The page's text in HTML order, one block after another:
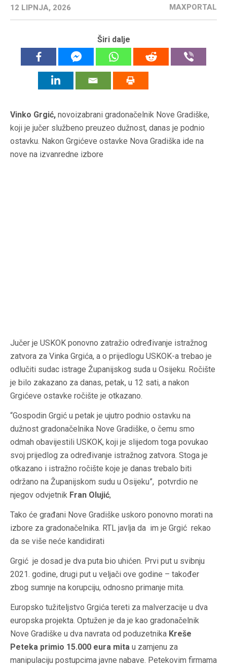
12 LIPNJA, 2026 MAXPORTAL
Širi dalje
Vinko Grgić, novoizabrani gradonačelnik Nove Gradiške,
koji je jučer službeno preuzeo dužnost, danas je podnio
ostavku. Nakon Grgićeve ostavke Nova Gradiška ide na
nove na izvanredne izbore
Jučer je USKOK ponovno zatražio određivanje istražnog
zatvora za Vinka Grgića, a o prijedlogu USKOK-a trebao je
odlučiti sudac istrage Županijskog suda u Osijeku. Ročište
je bilo zakazano za danas, petak, u 12 sati, a nakon
Grgićeve ostavke ročište je otkazano.
“Gospodin Grgić u petak je ujutro podnio ostavku na
dužnost gradonačelnika Nove Gradiške, o čemu smo
odmah obavijestili USKOK, koji je slijedom toga povukao
svoj prijedlog za određivanje istražnog zatvora. Stoga je
otkazano i istražno ročište koje je danas trebalo biti
održano na Županijskom sudu u Osijeku”, potvrdio ne
njegov odvjetnik Fran Olujić,
Tako će građani Nove Gradiške uskoro ponovno morati na
izbore za gradonačelnika. RTL javlja da im je Grgić rekao
da se više neće kandidirati
Grgić je dosad je dva puta bio uhićen. Prvi put u svibnju
2021. godine, drugi put u veljači ove godine – također
zbog sumnje na korupciju, odnosno primanje mita.
Europsko tužiteljstvo Grgića tereti za malverzacije u dva
europska projekta. Optužen je da je kao gradonačelnik
Nove Gradiške u dva navrata od poduzetnika Kreše
Peteka primio 15.000 eura mita u zamjenu za
manipulaciju postupcima javne nabave. Petekovim firmama